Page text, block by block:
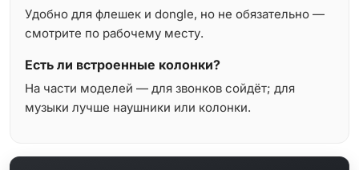
Удобно для флешек и dongle, но не обязательно —
смотрите по рабочему месту.
Есть ли встроенные колонки?
На части моделей — для звонков сойдёт; для
музыки лучше наушники или колонки.